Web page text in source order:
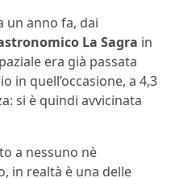
un anno fa, dai
La Sagra in
era già passata
in quell’occasione, a 4,3
si è quindi avvicinata
a nessuno nè
in realtà è una delle